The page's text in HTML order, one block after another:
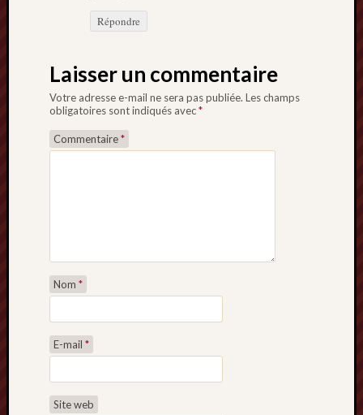
Répondre
Laisser un commentaire
Votre adresse e-mail ne sera pas publiée. Les champs
obligatoires sont indiqués avec*
Commentaire*
Nom *
E-mail *
Site web